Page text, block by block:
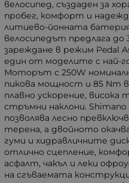
велосипед, създаден за
пробег, комфорт и
литиево-йонната батерия
велосипедът предлага до
зареждане в режим Pedal
един от моделите с най-
Моторът с 250W
пикова мощност и 85 Nm
плавно ускорение, висока
стръмни наклони.
позволява лесно
терена, а двойното
гуми и хидравличните
отлично сцепление,
асфалт, чакъл и леки
на сгъваемата